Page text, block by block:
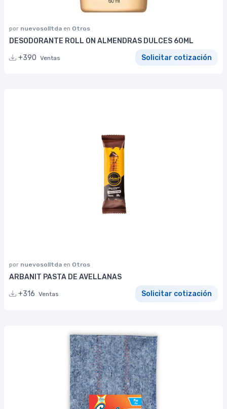
por nuevosolltda en Otros
DESODORANTE ROLL ON ALMENDRAS DULCES 60ML
+390 Ventas Solicitar cotización
por nuevosolltda en Otros
ARBANIT PASTA DE AVELLANAS
+316 Ventas Solicitar cotización